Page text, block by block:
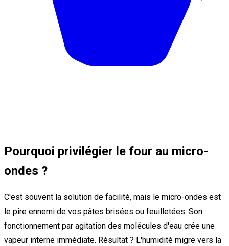
Pourquoi privilégier le four au micro-
ondes ?
C'est souvent la solution de facilité, mais le micro-ondes est
le pire ennemi de vos pâtes brisées ou feuilletées. Son
fonctionnement par agitation des molécules d'eau crée une
vapeur interne immédiate. Résultat ? L'humidité migre vers la